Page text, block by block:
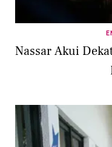
Nassar Akui